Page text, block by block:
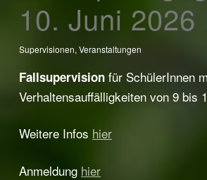
10. Juni 2026
Supervisionen, Veranstaltungen
Fallsupervision für SchülerInnen
Verhaltensauffälligkeiten von 9 bis
Weitere Infos hier
Anmeldung hier